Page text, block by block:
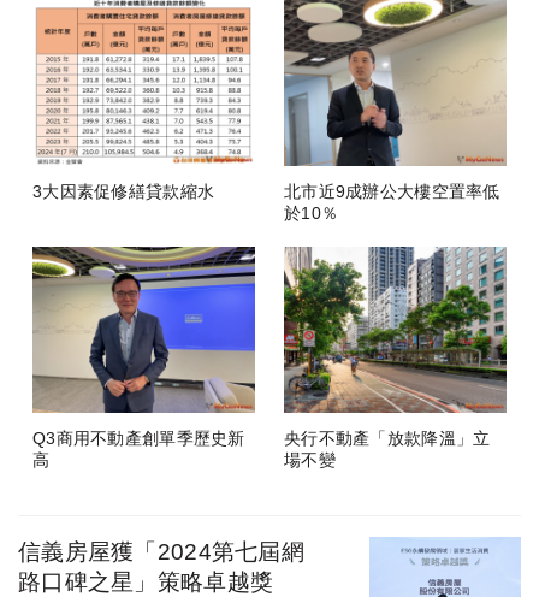
3大因素促修繕貸款縮水
北市近9成辦公大樓空置率低
於10％
Q3商用不動產創單季歷史新
高
央行不動產「放款降溫」立
場不變
信義房屋獲「2024第七屆網
路口碑之星」策略卓越獎